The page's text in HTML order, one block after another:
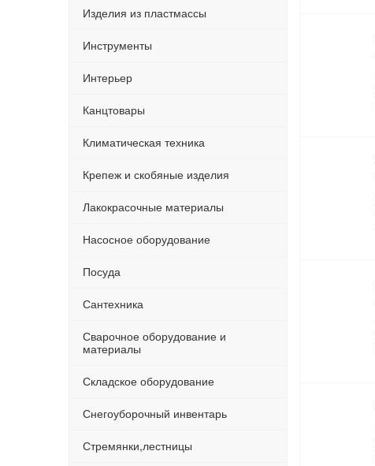
Изделия из пластмассы
Инструменты
Интерьер
Канцтовары
Климатическая техника
Крепеж и скобяные изделия
Лакокрасочные материалы
Насосное оборудование
Посуда
Сантехника
Сварочное оборудование и
материалы
Складское оборудование
Снегоуборочный инвентарь
Стремянки,лестницы